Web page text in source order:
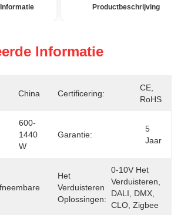
Productbeschrijving
Informatie
China Certificering:
CE,
RoHS
600-
1440
W
Garantie:
5
Jaar
Het
Verduisteren
Oplossingen:
0-10V Het
Verduisteren,
DALI, DMX,
CLO, Zigbee